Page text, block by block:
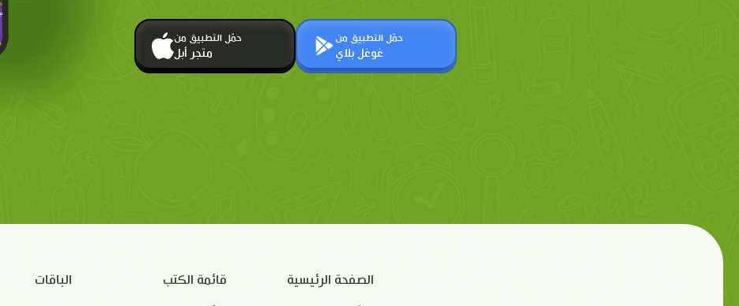
حمّل التطبيق من
متجر أبل
حمّل التطبيق من
غوغل بلاي
الصفحة الرئيسية قائمة الكتب الباقات